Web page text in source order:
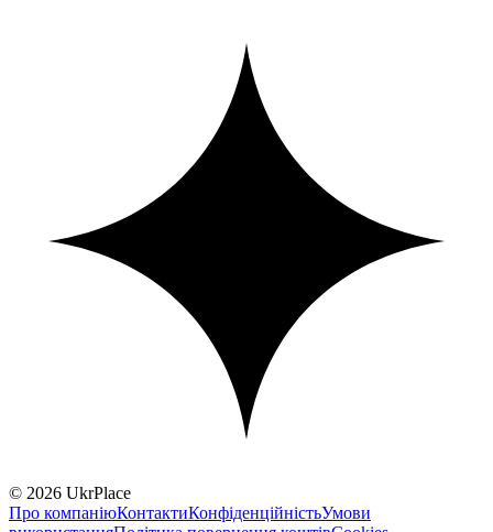
© 2026 UkrPlace
Про компаніюКонтактиКонфіденційністьУмови